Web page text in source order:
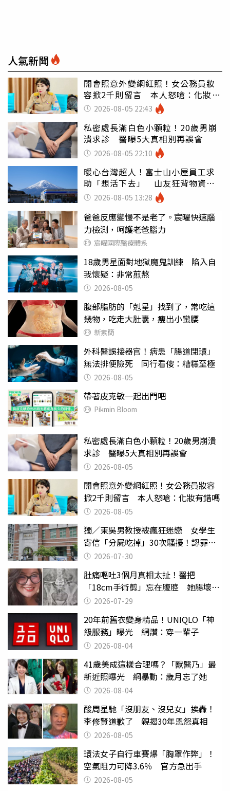
人氣新聞
開會照意外變網紅照！女公務員妝
容掀2千則留言 本人怒嗆：化妝有
錯嗎2026-08-05 22:43
私密處長滿白色小顆粒！20歲男崩
潰求診 醫曝5大真相別再誤會
2026-08-05 22:10
暖心台灣超人！富士山小屋員工求
助「想活下去」 山友狂背物資上
山：台灣真的是寶島
2026-08-05 13:28
爸爸反應變慢不是老了。宸曜快速腦
力檢測，呵護老爸腦力
宸曜國際醫療體系
18歲男星面對地獄魔鬼訓練 陷入自
我懷疑：非常煎熬
2026-08-05
腹部脂肪的「剋星」找到了，常吃這
幾物，吃走大肚囊，瘦出小蠻腰
新素簡
外科醫誤接器官！病患「腸道閉環」
無法排便險死 同行看傻：糟糕至極
2026-08-05
帶著皮克敏一起出門吧
Pikmin Bloom
私密處長滿白色小顆粒！20歲男崩潰
求診 醫曝5大真相別再誤會
2026-08-05
開會照意外變網紅照！女公務員妝容
掀2千則留言 本人怒嗆：化妝有錯嗎
2026-08-05
獨／東吳男教授被瘋狂迷戀 女學生
寄信「分屍吃掉」30次騷擾！認罪免
關 2026-07-30
肚痛嘔吐3個月真相太扯！醫把
「18cm手術剪」忘在腹腔 她腸壞死
險喪命
2026-07-29
20年前舊衣變身精品！UNIQLO「神
級服務」曝光 網讚：穿一輩子
2026-08-04
41歲美成這樣合理嗎？「獸醫乃」最
新近照曝光 網暴動：歲月忘了她
2026-08-04
酸周星馳「沒朋友、沒兒女」挨轟！
李修賢道歉了 親揭30年恩怨真相
2026-08-05
環法女子自行車賽爆「胸罩作弊」！
空氣阻力可降3.6％ 官方急出手
2026-08-05